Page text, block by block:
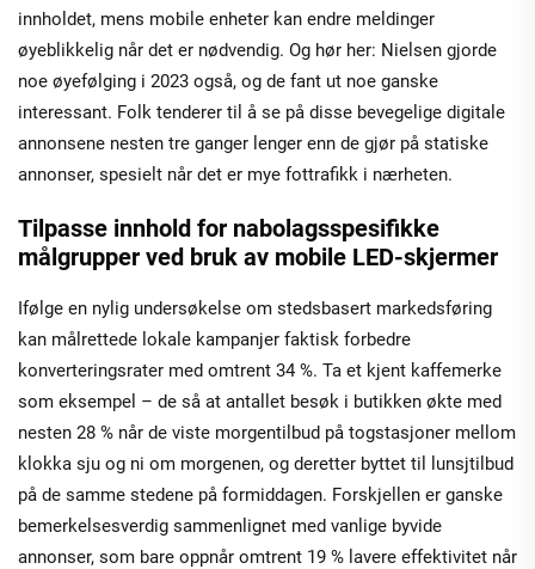
innholdet, mens mobile enheter kan endre meldinger
øyeblikkelig når det er nødvendig. Og hør her: Nielsen gjorde
noe øyefølging i 2023 også, og de fant ut noe ganske
interessant. Folk tenderer til å se på disse bevegelige digitale
annonsene nesten tre ganger lenger enn de gjør på statiske
annonser, spesielt når det er mye fottrafikk i nærheten.
Tilpasse innhold for nabolagsspesifikke
målgrupper ved bruk av mobile LED-skjermer
Ifølge en nylig undersøkelse om stedsbasert markedsføring
kan målrettede lokale kampanjer faktisk forbedre
konverteringsrater med omtrent 34 %. Ta et kjent kaffemerke
som eksempel – de så at antallet besøk i butikken økte med
nesten 28 % når de viste morgentilbud på togstasjoner mellom
klokka sju og ni om morgenen, og deretter byttet til lunsjtilbud
på de samme stedene på formiddagen. Forskjellen er ganske
bemerkelsesverdig sammenlignet med vanlige byvide
annonser, som bare oppnår omtrent 19 % lavere effektivitet når